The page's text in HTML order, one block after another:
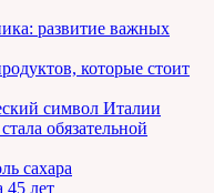
развитие важных
которые стоит
символ Италии
обязательной
сахара
45 лет